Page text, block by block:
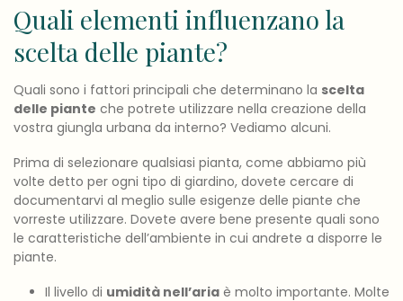
Quali elementi influenzano la
scelta delle piante?
Quali sono i fattori principali che determinano la scelta
delle piante che potrete utilizzare nella creazione della
vostra giungla urbana da interno? Vediamo alcuni.
Prima di selezionare qualsiasi pianta, come abbiamo più
volte detto per ogni tipo di giardino, dovete cercare di
documentarvi al meglio sulle esigenze delle piante che
vorreste utilizzare. Dovete avere bene presente quali sono
le caratteristiche dell’ambiente in cui andrete a disporre le
piante.
Il livello di umidità nell’aria è molto importante. Molte